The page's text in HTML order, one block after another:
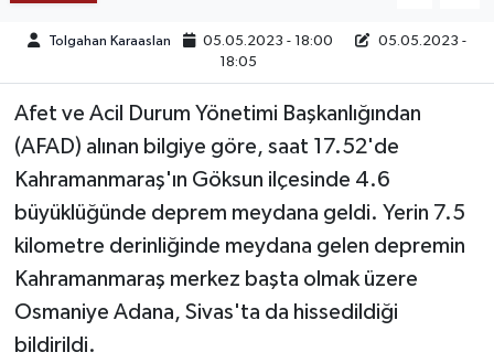
Tolgahan Karaaslan 05.05.2023 - 18:00
05.05.2023 -
18:05
Afet ve Acil Durum Yönetimi Başkanlığından
(AFAD) alınan bilgiye göre, saat 17.52'de
Kahramanmaraş'ın Göksun ilçesinde 4.6
büyüklüğünde deprem meydana geldi. Yerin 7.5
kilometre derinliğinde meydana gelen depremin
Kahramanmaraş merkez başta olmak üzere
Osmaniye Adana, Sivas'ta da hissedildiği
bildirildi.
TREND
MEDYA
TEKNOLOJİ